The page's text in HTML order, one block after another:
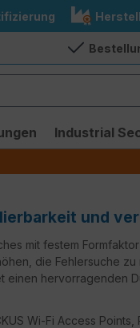
Industrial
und
mit festem
die Fehlersuche
hervorragenden
Wi-Fi Access